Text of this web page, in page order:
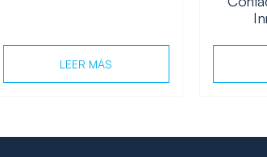
LEER MÁS